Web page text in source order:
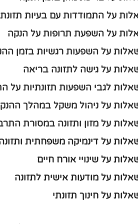
על התמודדות עם בעיות
על השפעת תרופות על הנקה
על השפעות רגשיות בזמן
על גישה לתזונה בריאה
לגבי השפעות תזונתיות על
על ניהול משקל במהלך
על מזון ותזונה במסורת
על דינמיקה משפחתית
על שינויי אורח חיים
על מודעות אישית לתזונה
על חינוך תזונתי